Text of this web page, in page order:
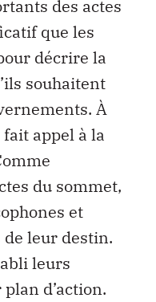
des actes
que les
décrire la
souhaitent
À
appel à la
du sommet,
et
leur destin.
leurs
d’action.